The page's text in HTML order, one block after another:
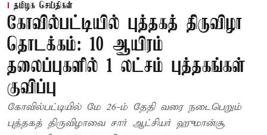
தமிழக செய்திகள்
கோவில்பட்டியில் புத்தகத் திருவிழா
தொடக்கம்: 10 ஆயிரம்
தலைப்புகளில் 1 லட்சம் புத்தகங்கள்
குவிப்பு
கோவில்பட்டியில் மே 26-ம் தேதி வரை நடைபெறும்
புத்தகத் திருவிழாவை சார் ஆட்சியர் ஹுமான்சூ